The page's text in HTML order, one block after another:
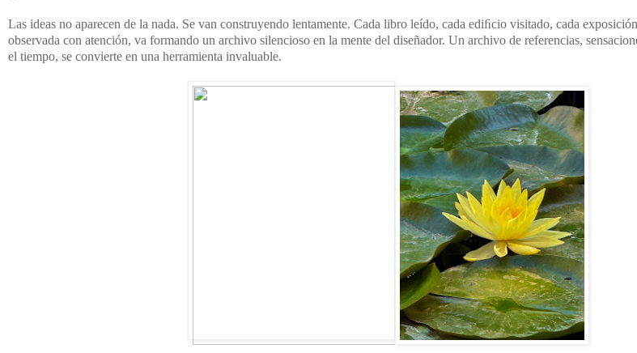
Las ideas no aparecen de la nada. Se van construyendo lentamente. Cada libro leído, cada ediﬁcio visitado, cada
observada con atención, va formando un archivo silencioso en la mente del diseñador. Un archivo de referencias,
el tiempo, se convierte en una herramienta invaluable.